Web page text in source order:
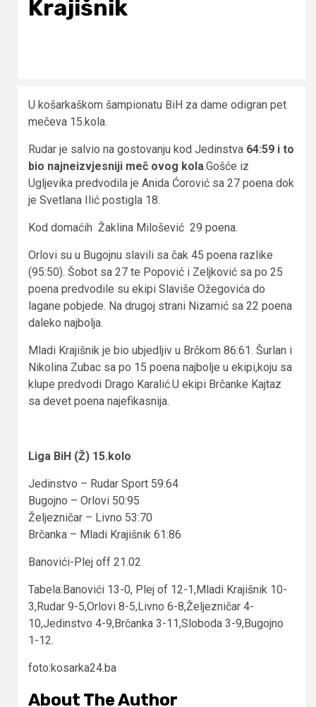
Krajišnik
U košarkaškom šampionatu BiH za dame odigran pet
mečeva 15.kola.
Rudar je salvio na gostovanju kod Jedinstva 64:59 i to
bio najneizvjesniji meč ovog kola.Gošće iz
Ugljevika predvodila je Anida Ćorović sa 27 poena dok
je Svetlana Ilić postigla 18.
Kod domaćih Žaklina Milošević 29 poena.
Orlovi su u Bugojnu slavili sa čak 45 poena razlike
(95:50). Šobot sa 27 te Popović i Zeljković sa po 25
poena predvodile su ekipi Slaviše Ožegovića do
lagane pobjede. Na drugoj strani Nizamić sa 22 poena
daleko najbolja.
Mladi Krajišnik je bio ubjedljiv u Brčkom 86:61. Šurlan i
Nikolina Zubac sa po 15 poena najbolje u ekipi,koju sa
klupe predvodi Drago Karalić.U ekipi Brčanke Kajtaz
sa devet poena najefikasnija.
Liga BiH (Ž) 15.kolo
Jedinstvo – Rudar Sport 59:64
Bugojno – Orlovi 50:95
Željezničar – Livno 53:70
Brčanka – Mladi Krajišnik 61:86
Banovići-Plej off 21.02
Tabela:Banovići 13-0, Plej of 12-1,Mladi Krajišnik 10-
3,Rudar 9-5,Orlovi 8-5,Livno 6-8,Željezničar 4-
10,Jedinstvo 4-9,Brčanka 3-11,Sloboda 3-9,Bugojno
1-12.
foto:kosarka24.ba
About The Author